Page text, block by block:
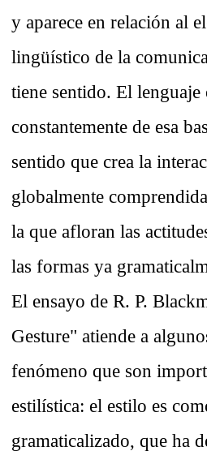
y aparece en relación al
lingüístico de la
tiene sentido. El lenguaje
constantemente de esa
sentido que crea la
globalmente
la que afloran las
las formas ya
El ensayo de R. P.
Gesture" atiende a
fenómeno que son
estilística: el estilo es
gramaticalizado, que ha